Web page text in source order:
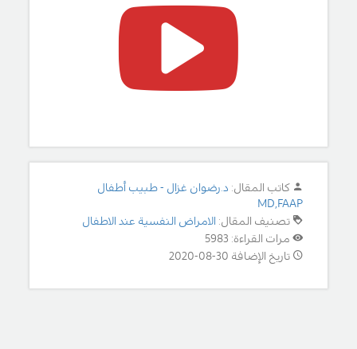
كاتب المقال: د.رضوان غزال - طبيب أطفال
MD,FAAP
تصنيف المقال: الامراض النفسية عند الاطفال
مرات القراءة: 5983
تاريخ الإضافة 30-08-2020